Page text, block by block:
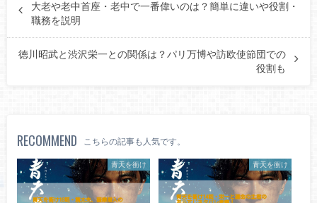
大老や老中首座・老中で一番偉いのは？簡単に違いや役割・
職務を説明
徳川昭武と渋沢栄一との関係は？パリ万博や訪欧使節団での
役割も
RECOMMEND こちらの記事も人気です。
青天を衝け 青天を衝け